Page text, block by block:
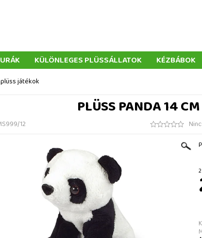
KÜLÖNLEGES PLÜSSÁLLATOK KÉZBÁBOK
játékok
PLÜSS PANDA 14
12